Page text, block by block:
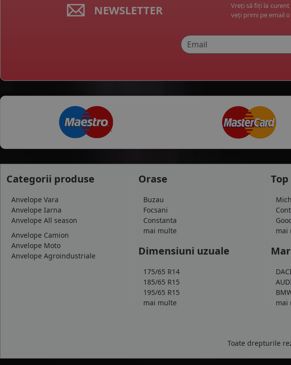
NEWSLETTER
Vreți să fiți la
veți primi pe email
Categorii produse
Anvelope Vara
Anvelope Iarna
Anvelope All season
Anvelope Camion
Anvelope Moto
Anvelope Agroindustriale
Orase
Buzau
Focsani
Constanta
mai multe
Dimensiuni uzuale
175/65 R14
185/65 R15
195/65 R15
mai multe
mai
mai
Toate drepturile